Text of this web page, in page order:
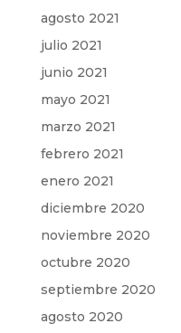
agosto 2021
julio 2021
junio 2021
mayo 2021
marzo 2021
febrero 2021
enero 2021
diciembre 2020
noviembre 2020
octubre 2020
septiembre 2020
agosto 2020